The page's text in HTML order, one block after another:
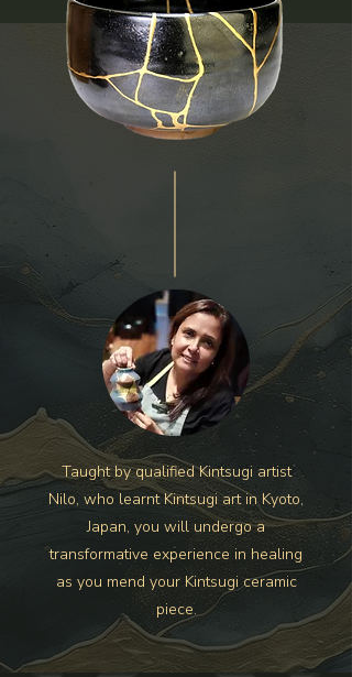
Taught by qualified Kintsugi artist
Nilo, who learnt Kintsugi art in Kyoto,
Japan, you will undergo a
transformative experience in healing
as you mend your Kintsugi ceramic
piece.